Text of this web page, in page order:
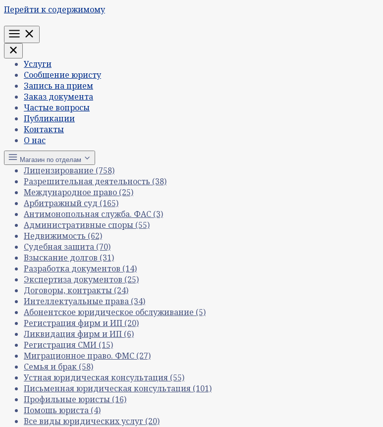
Перейти к содержимому
Меню
Услуги
Сообщение юристу
Запись на прием
Заказ документа
Частые вопросы
Публикации
Контакты
О нас
Магазин по отделам
Лицензирование (758)
Разрешительная деятельность (38)
Международное право (25)
Арбитражный суд (165)
Антимонопольная служба. ФАС (3)
Административные споры (55)
Недвижимость (62)
Судебная защита (70)
Взыскание долгов (31)
Разработка документов (14)
Экспертиза документов (25)
Договоры, контракты (24)
Интеллектуальные права (34)
Абонентское юридическое обслуживание (5)
Регистрация фирм и ИП (20)
Ликвидация фирм и ИП (6)
Регистрация СМИ (15)
Миграционное право. ФМС (27)
Семья и брак (58)
Устная юридическая консультация (55)
Письменная юридическая консультация (101)
Профильные юристы (16)
Помощь юриста (4)
Все виды юридических услуг (20)